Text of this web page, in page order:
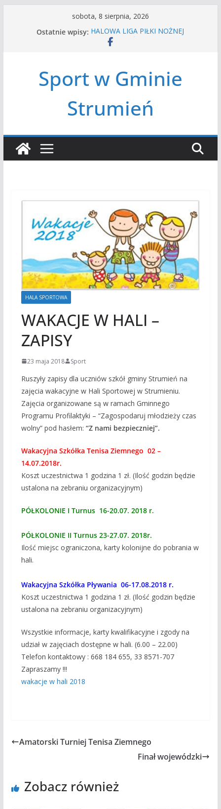
sobota, 8 sierpnia, 2026
Ostatnie wpisy: HALOWA LIGA PIŁKI NOŻNEJ
LATO W MIEŚCIE’2026
Czwórbój lekkoatletyczny
Sport w Gminie
Strumień
HALA SPORTOWA
WAKACJE W HALI –
ZAPISY
23 maja 2018 Sport
Ruszyły zapisy dla uczniów szkół gminy Strumień na
zajęcia wakacyjne w Hali Sportowej w Strumieniu.
Zajęcia organizowane są w ramach Gminnego
Programu Profilaktyki – “Zagospodaruj młodzieży czas
wolny” pod hasłem: “Z nami bezpieczniej”.
Wakacyjna Szkółka Tenisa Ziemnego 02 –
14.07.2018r.
Koszt uczestnictwa 1 godzina 1 zł. (Ilość godzin będzie
ustalona na zebraniu organizacyjnym)
PÓŁKOLONIE I Turnus 16-20.07. 2018 r.
PÓŁKOLONIE II Turnus 23-27.07. 2018r.
Ilość miejsc ograniczona, karty kolonijne do pobrania w
hali.
Wakacyjna Szkółka Pływania 06-17.08.2018 r.
Koszt uczestnictwa 1 godzina 1 zł. (Ilość godzin będzie
ustalona na zebraniu organizacyjnym)
Wszystkie informacje, karty kwalifikacyjne i zgody na
udział w zajęciach dostępne w hali. (6.00 – 22.00)
Telefon kontaktowy : 668 184 655, 33 8571-707
Zapraszamy !!!
wakacje w hali 2018
Amatorski Turniej Tenisa Ziemnego
Finał wojewódzki
Zobacz również